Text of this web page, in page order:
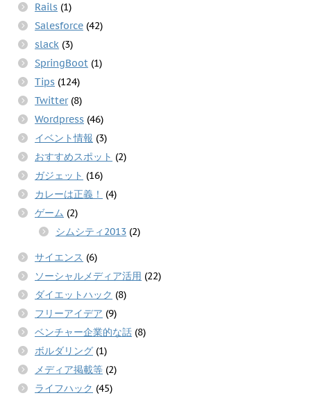
Rails (1)
Salesforce (42)
slack (3)
SpringBoot (1)
Tips (124)
Twitter(8)
Wordpress (46)
イベント情報 (3)
おすすめスポット (2)
ガジェット (16)
カレーは正義！
(4)
ゲーム (2)
シムシティ2013 (2)
サイエンス (6)
ソーシャルメディア活用 (22)
ダイエットハック (8)
フリーアイデア (9)
ベンチャー企業的な話 (8)
ボルダリング (1)
メディア掲載等 (2)
ライフハック (45)